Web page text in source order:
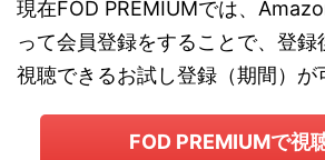
現在FOD PREMIUMでは、
って会員登録をすることで、登
視聴できるお試し登録（期間）が
FOD PREMIUMで視